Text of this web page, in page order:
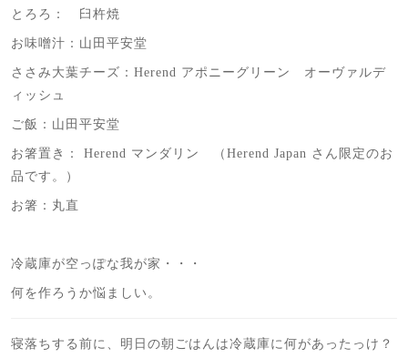
とろろ： 臼杵焼
お味噌汁：山田平安堂
ささみ大葉チーズ：Herend アポニーグリーン オーヴァルデ
ィッシュ
ご飯：山田平安堂
お箸置き： Herend マンダリン （Herend Japan さん限定のお
品です。）
お箸：丸直
冷蔵庫が空っぽな我が家・・・
何を作ろうか悩ましい。
寝落ちする前に、明日の朝ごはんは冷蔵庫に何があったっけ？